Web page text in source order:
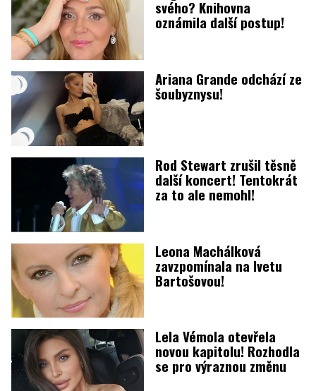
svého? Knihovna
oznámila další postup!
Ariana Grande odchází ze
šoubyznysu!
Rod Stewart zrušil těsně
další koncert! Tentokrát
za to ale nemohl!
Leona Machálková
zavzpomínala na Ivetu
Bartošovou!
Lela Vémola otevřela
novou kapitolu! Rozhodla
se pro výraznou změnu